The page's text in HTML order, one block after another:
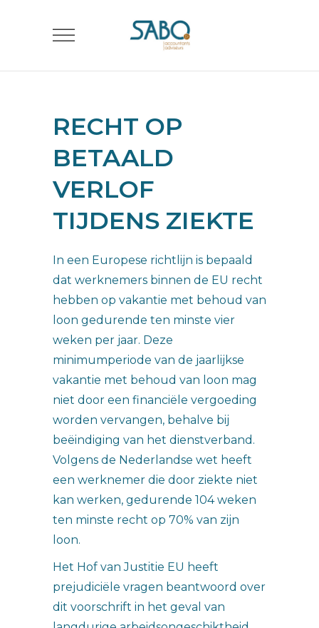
RECHT OP
BETAALD
VERLOF
TIJDENS ZIEKTE
In een Europese richtlijn is bepaald
dat werknemers binnen de EU recht
hebben op vakantie met behoud van
loon gedurende ten minste vier
weken per jaar. Deze
minimumperiode van de jaarlijkse
vakantie met behoud van loon mag
niet door een financiële vergoeding
worden vervangen, behalve bij
beëindiging van het dienstverband.
Volgens de Nederlandse wet heeft
een werknemer die door ziekte niet
kan werken, gedurende 104 weken
ten minste recht op 70% van zijn
loon.
Het Hof van Justitie EU heeft
prejudiciële vragen beantwoord over
dit voorschrift in het geval van